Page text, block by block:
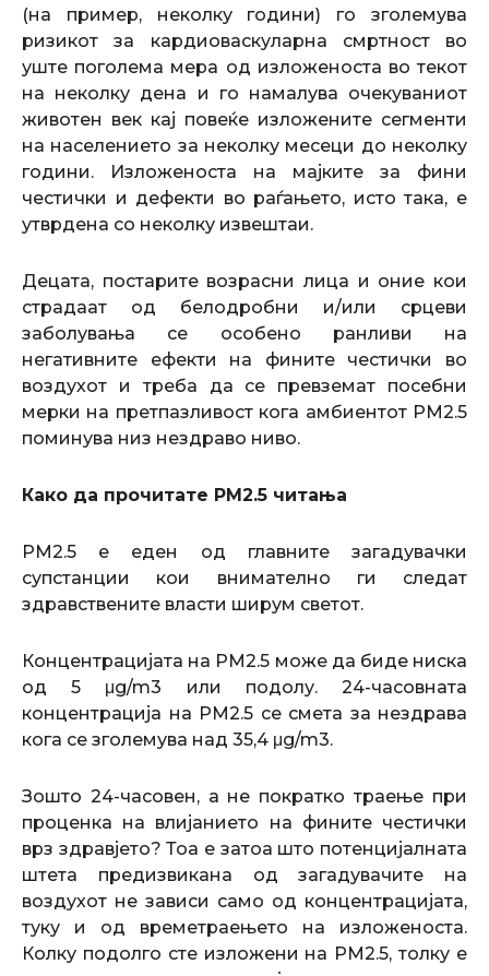
(на пример, неколку години) го зголемува
ризикот за кардиоваскуларна смртност во
уште поголема мера од изложеноста во текот
на неколку дена и го намалува очекуваниот
животен век кај повеќе изложените сегменти
на населението за неколку месеци до неколку
години. Изложеноста на мајките за фини
честички и дефекти во раѓањето, исто така, е
утврдена со неколку извештаи.
Децата, постарите возрасни лица и оние кои
страдаат од белодробни и/или срцеви
заболувања се особено ранливи на
негативните ефекти на фините честички во
воздухот и треба да се превземат посебни
мерки на претпазливост кога амбиентот PM2.5
поминува низ нездраво ниво.
Како да прочитате PM2.5 читања
PM2.5 е еден од главните загадувачки
супстанции кои внимателно ги следат
здравствените власти ширум светот.
Концентрацијата на PM2.5 може да биде ниска
од 5 μg/m3 или подолу. 24-часовната
концентрација на PM2.5 се смета за нездрава
кога се зголемува над 35,4 μg/m3.
Зошто 24-часовен, а не пократко траење при
проценка на влијанието на фините честички
врз здравјето? Тоа е затоа што потенцијалната
штета предизвикана од загадувачите на
воздухот не зависи само од концентрацијата,
туку и од времетраењето на изложеноста.
Колку подолго сте изложени на PM2.5, толку е